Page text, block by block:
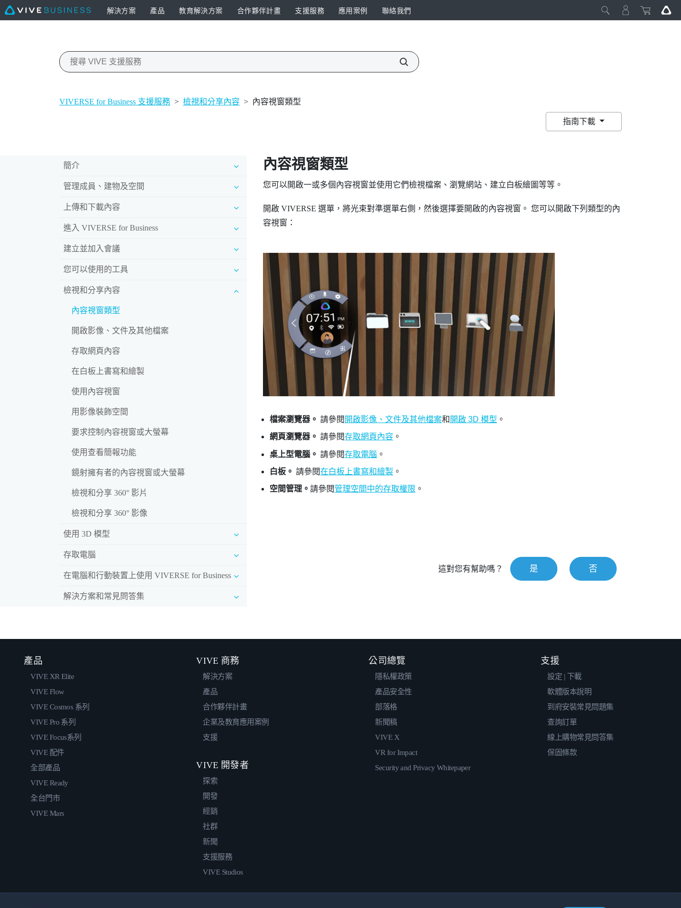
解決方案 產品 教育解決方案 合作夥伴計畫 支援服務 應用案例 聯絡我們
VIVERSE for Business 支援服務 > 檢視和分享內容 > 內容視窗類型
指南下載
簡介
管理成員、建物及空間
上傳和下載內容
進入 VIVERSE for Business
建立並加入會議
您可以使用的工具
檢視和分享內容
內容視窗類型
開啟影像、文件及其他檔案
存取網頁內容
在白板上書寫和繪製
使用內容視窗
用影像裝飾空間
要求控制內容視窗或大螢幕
使用查看簡報功能
鏡射擁有者的內容視窗或大螢幕
檢視和分享 360° 影片
檢視和分享 360° 影像
使用 3D 模型
存取電腦
在電腦和行動裝置上使用 VIVERSE for Business
解決方案和常見問答集
內容視窗類型
您可以開啟一或多個內容視窗並使用它們檢視檔案、瀏覽網站、建立白板繪圖等等。
開啟 VIVERSE 選單，將光束對準選單右側，然後選擇要開啟的內容視窗。 您可以開啟下列類型的內
容視窗：
檔案瀏覽器。 請參閱 開啟影像、文件及其他檔案和 開啟 3D 模型 。
網頁瀏覽器。 請參閱存取網頁內容。
桌上型電腦。 請參閱存取電腦 。
白板。 請參閱在白板上書寫和繪製。
空間管理。 請參閱管理空間中的存取權限 。
這對您有幫助嗎？ 是 否
產品
VIVE XR Elite
VIVE Flow
VIVE Cosmos 系列
VIVE Pro 系列
VIVE Focus系列
VIVE 配件
全部產品
VIVE Ready
全台門市
VIVE Mars
VIVE 商務
解決方案
產品
合作夥伴計畫
企業及教育應用案例
支援
VIVE 開發者
探索
開發
經銷
社群
新聞
支援服務
VIVE Studios
公司總覽
隱私權政策
產品安全性
部落格
新聞稿
VIVE X
VR for Impact
Security and Privacy Whitepaper
支援
設定 | 下載
軟體版本說明
到府安裝常見問題集
查詢訂單
線上購物常見問答集
保固條款